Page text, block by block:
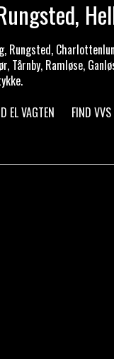
Ramløse,
EL VAGTEN FIND VVS